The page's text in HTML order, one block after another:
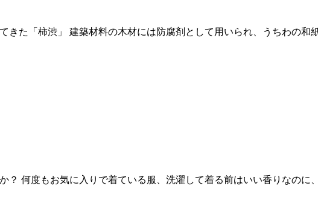
きた「柿渋」 建築材料の木材には防腐剤として用いられ、うちわの
？ 何度もお気に入りで着ている服、洗濯して着る前はいい香りなのに